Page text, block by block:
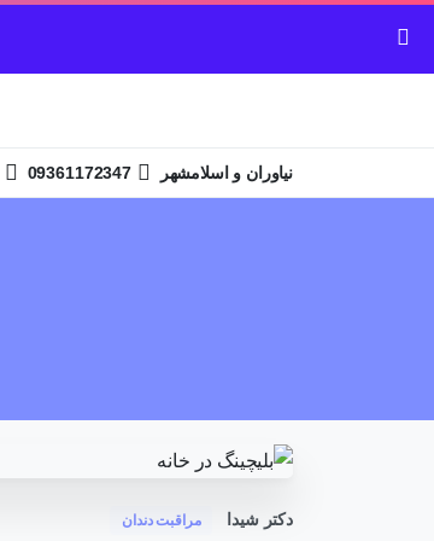
نیاوران و اسلامشهر 09361172347
دکتر شیدا مراقبت دندان